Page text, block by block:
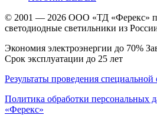
© 2001 — 2026 ООО «ТД «Ферекс»
светодиодные светильники из
Экономия электроэнергии до 70%
Срок эксплуатации до 25 лет
Результаты проведения
Политика обработки
«Ферекс»